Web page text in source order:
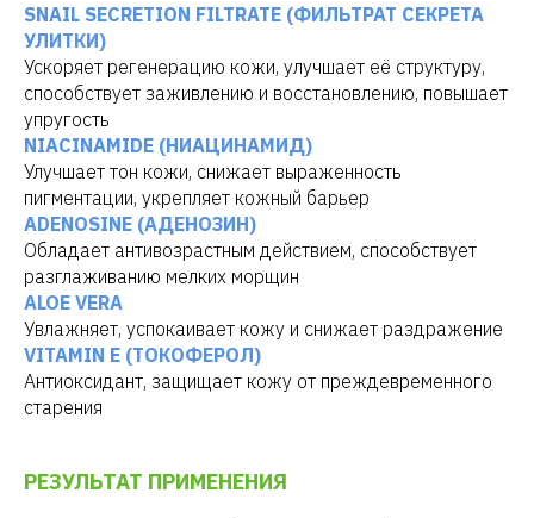
SNAIL SECRETION FILTRATE (ФИЛЬТРАТ СЕКРЕТА
УЛИТКИ)
Ускоряет регенерацию кожи, улучшает её структуру,
способствует заживлению и восстановлению, повышает
упругость
NIACINAMIDE (НИАЦИНАМИД)
Улучшает тон кожи, снижает выраженность
пигментации, укрепляет кожный барьер
ADENOSINE (АДЕНОЗИН)
Обладает антивозрастным действием, способствует
разглаживанию мелких морщин
ALOE VERA
Увлажняет, успокаивает кожу и снижает раздражение
VITAMIN E (ТОКОФЕРОЛ)
Антиоксидант, защищает кожу от преждевременного
старения
РЕЗУЛЬТАТ ПРИМЕНЕНИЯ